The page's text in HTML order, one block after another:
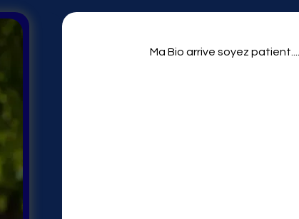
Ma Bio arrive soyez patient......